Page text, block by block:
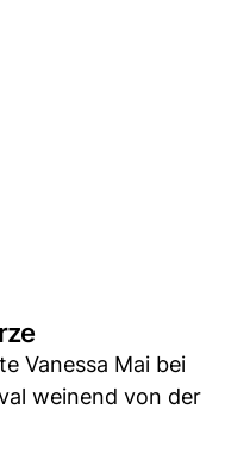
Vanessa Mai bei
weinend von der